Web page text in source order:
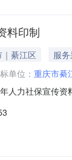
料印制
綦江区 服
单位： 重庆市綦
人力社保宣传
人信息来源：